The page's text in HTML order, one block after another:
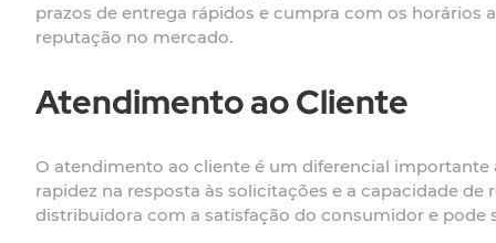
prazos de entrega rápidos e cumpra com os
reputação no mercado.
Atendimento ao Cliente
O atendimento ao cliente é um diferencial importante
rapidez na resposta às solicitações e a capacidade
distribuidora com a satisfação do consumidor e pode